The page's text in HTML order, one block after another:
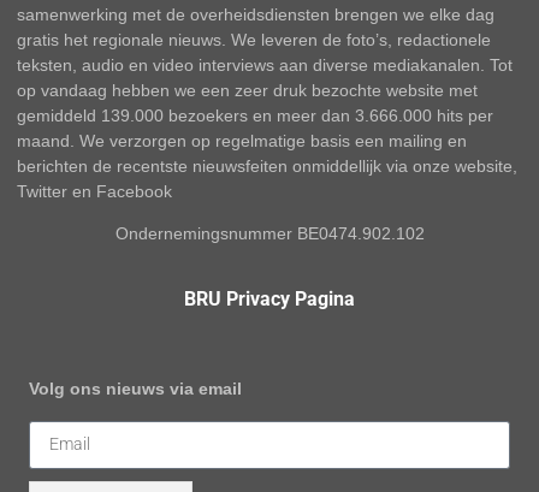
samenwerking met de overheidsdiensten brengen we elke dag
gratis het regionale nieuws. We leveren de foto’s, redactionele
teksten, audio en video interviews aan diverse mediakanalen. Tot
op vandaag hebben we een zeer druk bezochte website met
gemiddeld 139.000 bezoekers en meer dan 3.666.000 hits per
maand. We verzorgen op regelmatige basis een mailing en
berichten de recentste nieuwsfeiten onmiddellijk via onze website,
Twitter en Facebook
Ondernemingsnummer BE0474.902.102
BRU Privacy Pagina
Volg ons nieuws via email